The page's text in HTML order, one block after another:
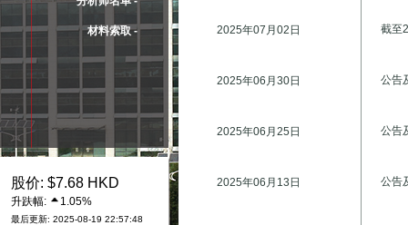
材料索取 -
股价: $7.68 HKD
升趺幅: 1.05%
最后更新: 2025-08-19 22:57:48
2025年07月02日 截至
2025年06月30日 公告
2025年06月25日 公告
2025年06月13日 公告